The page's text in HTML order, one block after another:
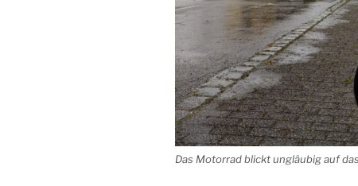
Das Motorrad blickt ungläubig auf